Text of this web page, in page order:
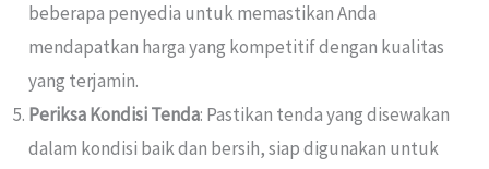
beberapa penyedia untuk memastikan Anda
mendapatkan harga yang kompetitif dengan kualitas
yang terjamin.
Periksa Kondisi Tenda: Pastikan tenda yang disewakan
dalam kondisi baik dan bersih, siap digunakan untuk